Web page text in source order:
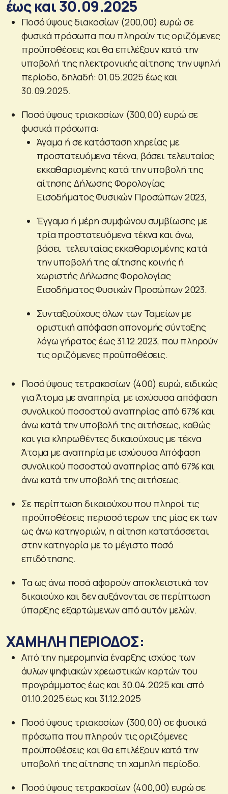
έως και 30.09.2025
Ποσό ύψους διακοσίων (200,00) ευρώ σε
φυσικά πρόσωπα που πληρούν τις οριζόμενες
προϋποθέσεις και θα επιλέξουν κατά την
υποβολή της ηλεκτρονικής αίτησης την υψηλή
περίοδο, δηλαδή: 01.05.2025 έως και
30.09.2025.
Ποσό ύψους τριακοσίων (300,00) ευρώ σε
φυσικά πρόσωπα:
Άγαμα ή σε κατάσταση χηρείας με
προστατευόμενα τέκνα, βάσει τελευταίας
εκκαθαρισμένης κατά την υποβολή της
αίτησης Δήλωσης Φορολογίας
Εισοδήματος Φυσικών Προσώπων 2023,
Έγγαμα ή μέρη συμφώνου συμβίωσης με
τρία προστατευόμενα τέκνα και άνω,
βάσει τελευταίας εκκαθαρισμένης κατά
την υποβολή της αίτησης κοινής ή
χωριστής Δήλωσης Φορολογίας
Εισοδήματος Φυσικών Προσώπων 2023.
Συνταξιούχους όλων των Ταμείων με
οριστική απόφαση απονομής σύνταξης
λόγω γήρατος έως 31.12.2023, που πληρούν
τις οριζόμενες προϋποθέσεις.
Ποσό ύψους τετρακοσίων (400) ευρώ, ειδικώς
για Άτομα με αναπηρία, με ισχύουσα απόφαση
συνολικού ποσοστού αναπηρίας από 67% και
άνω κατά την υποβολή της αιτήσεως, καθώς
και για κληρωθέντες δικαιούχους με τέκνα
Άτομα με αναπηρία με ισχύουσα Απόφαση
συνολικού ποσοστού αναπηρίας από 67% και
άνω κατά την υποβολή της αιτήσεως.
Σε περίπτωση δικαιούχου που πληροί τις
προϋποθέσεις περισσότερων της μίας εκ των
ως άνω κατηγοριών, η αίτηση κατατάσσεται
στην κατηγορία με το μέγιστο ποσό
επιδότησης.
Τα ως άνω ποσά αφορούν αποκλειστικά τον
δικαιούχο και δεν αυξάνονται σε περίπτωση
ύπαρξης εξαρτώμενων από αυτόν μελών.
ΧΑΜΗΛΗ ΠΕΡΙΟΔΟΣ:
Από την ημερομηνία έναρξης ισχύος των
άυλων ψηφιακών χρεωστικών καρτών του
προγράμματος έως και 30.04.2025 και από
01.10.2025 έως και 31.12.2025
Ποσό ύψους τριακοσίων (300,00) σε φυσικά
πρόσωπα που πληρούν τις οριζόμενες
προϋποθέσεις και θα επιλέξουν κατά την
υποβολή της αίτησης τη χαμηλή περίοδο.
Ποσό ύψους τετρακοσίων (400,00) ευρώ σε